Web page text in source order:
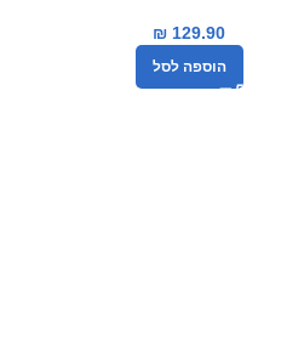
₪ 129.90
הוספה לסל